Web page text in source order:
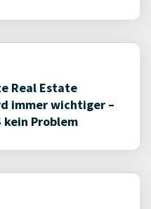
Real Estate
immer wichtiger –
kein Problem